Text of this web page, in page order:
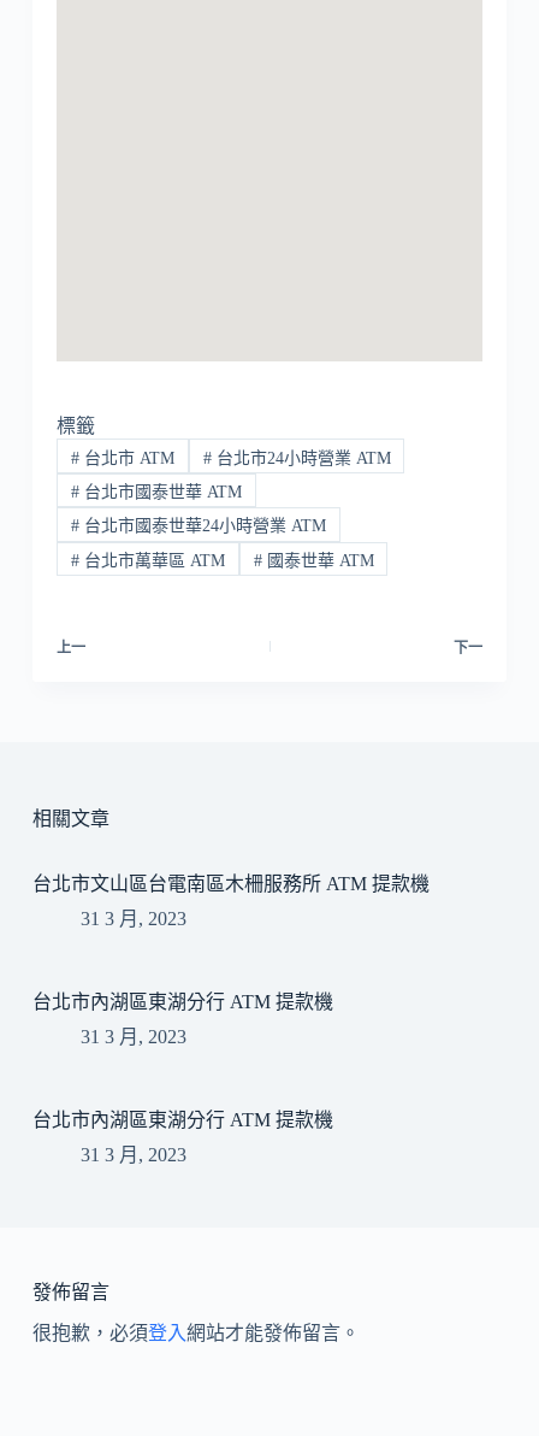
標籤
#台北市 ATM #台北市24小時營業 ATM
#台北市國泰世華 ATM
#台北市國泰世華24小時營業 ATM
#台北市萬華區 ATM #國泰世華 ATM
上一 下一
相關文章
台北市文山區台電南區木柵服務所 ATM 提款機
31 3 月, 2023
台北市內湖區東湖分行 ATM 提款機
31 3 月, 2023
台北市內湖區東湖分行 ATM 提款機
31 3 月, 2023
發佈留言
很抱歉，必須登入網站才能發佈留言。